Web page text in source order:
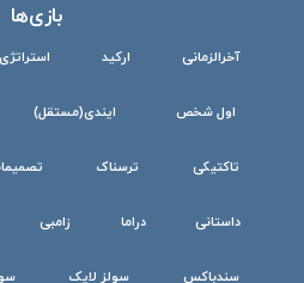
بازی‌ها
آخرالزمانی ارکید استراتژی
اول شخص ایندی(مستقل)
تاکتیکی ترسناک
داستانی دراما زامبی
سندباکس سولز لایک